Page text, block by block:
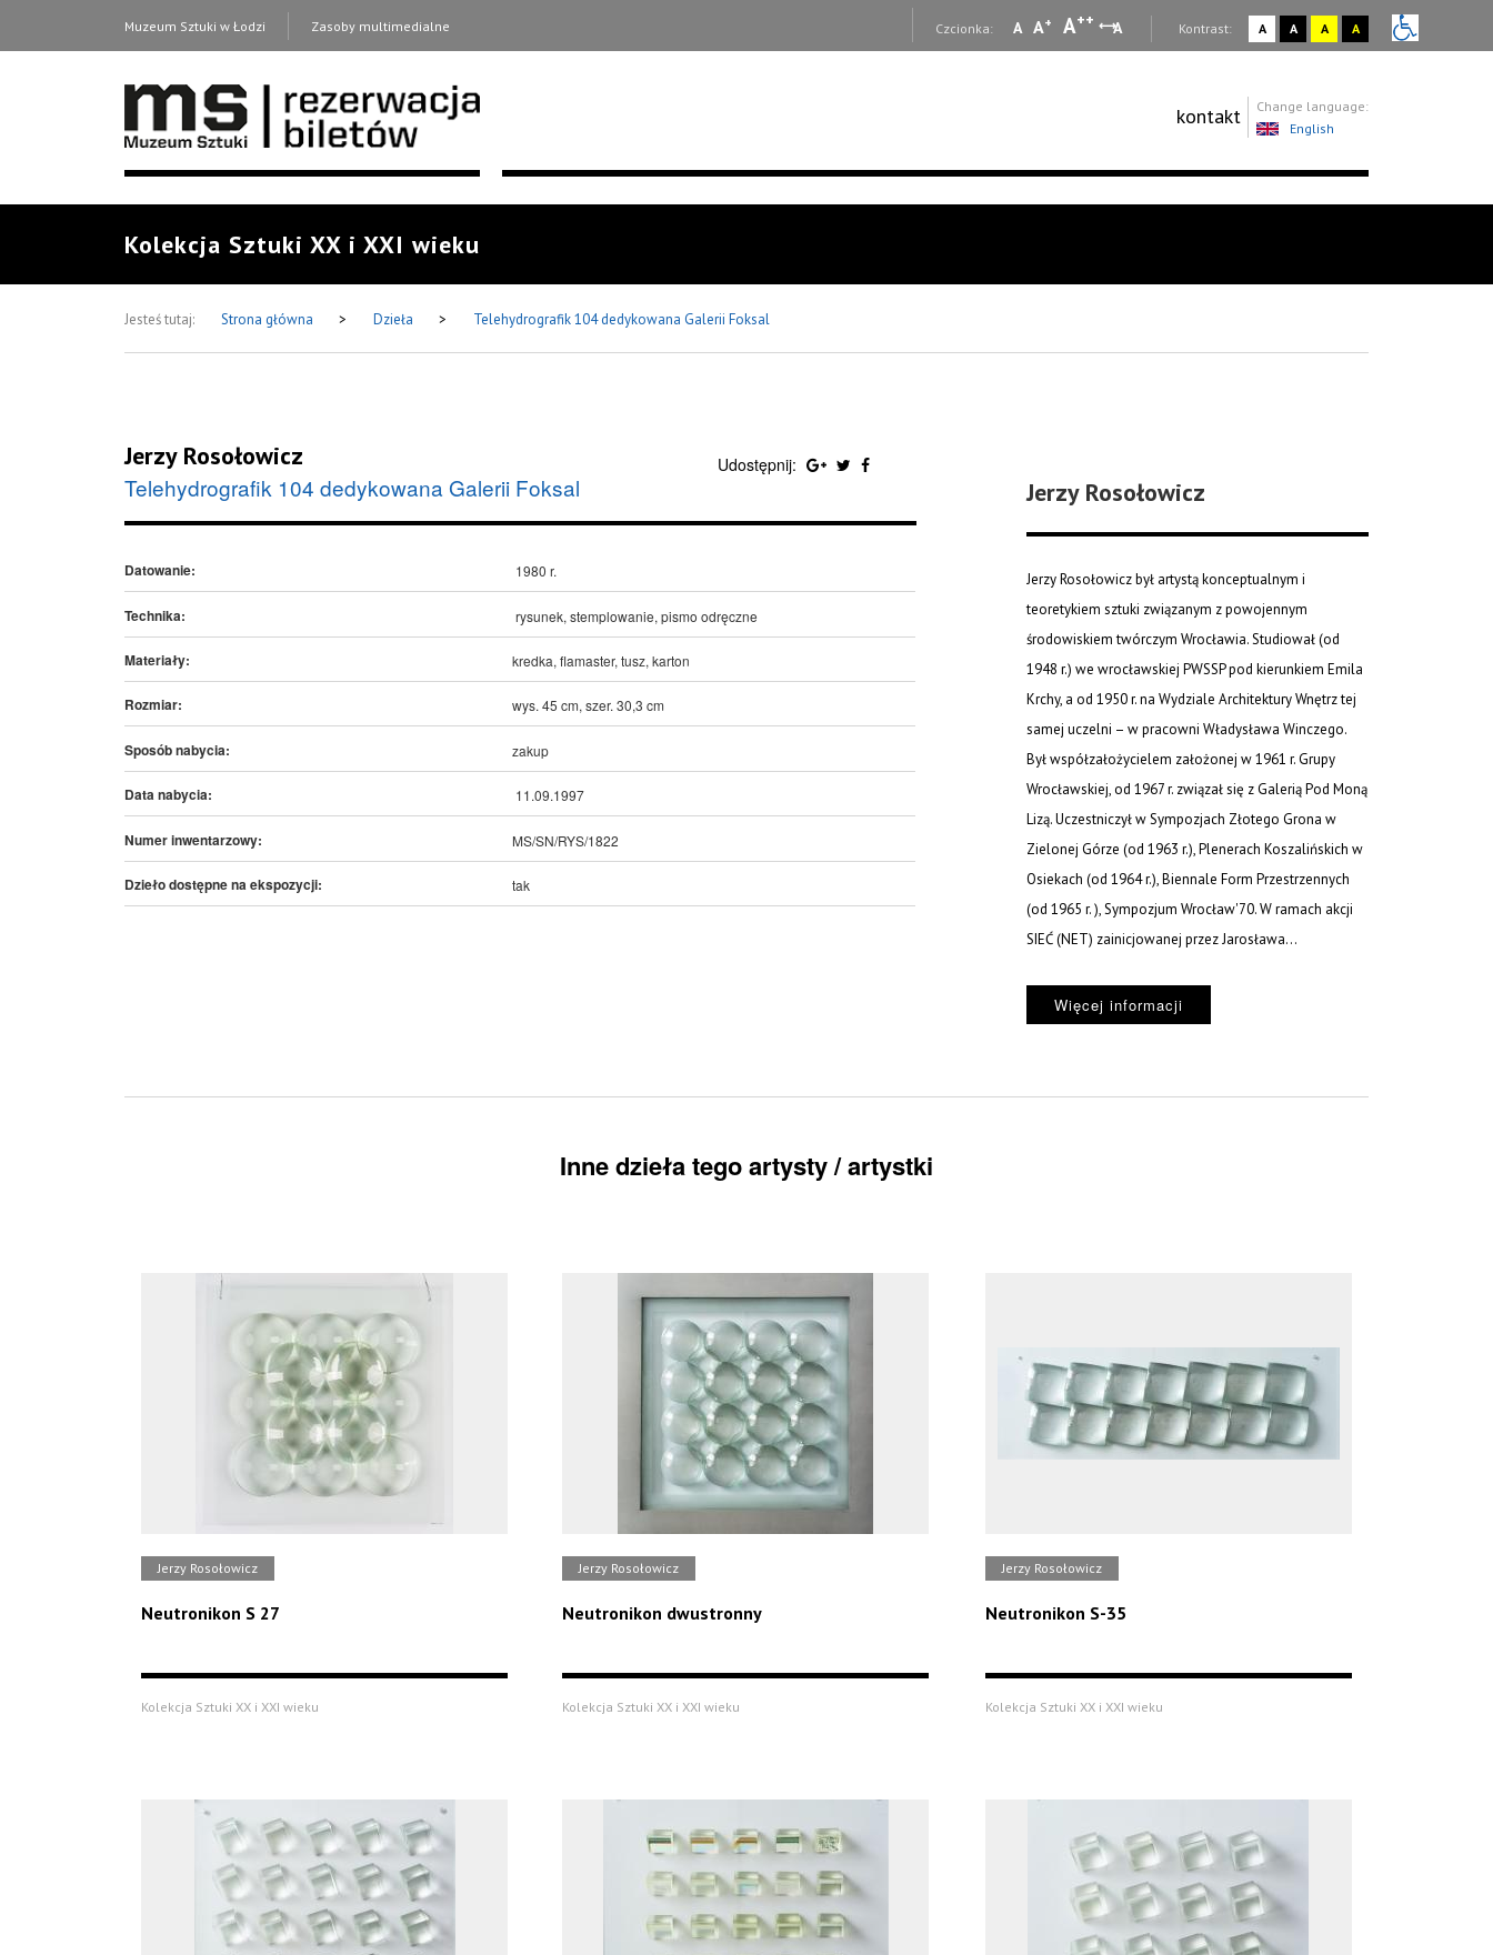
Muzeum Sztuki w Łodzi Zasoby multimedialne Czcionka: A A+ A++ A Kontrast: A A A A
kontakt
Change language:
English
Kolekcja Sztuki XX i XXI wieku
Jesteś tutaj: Strona główna > Dzieła > Telehydrografik 104 dedykowana Galerii Foksal
Jerzy Rosołowicz
Telehydrografik 104 dedykowana Galerii Foksal
Udostępnij:
Datowanie: 1980 r.
Technika: rysunek, stemplowanie, pismo odręczne
Materiały: kredka, flamaster, tusz, karton
Rozmiar: wys. 45 cm, szer. 30,3 cm
Sposób nabycia: zakup
Data nabycia: 11.09.1997
Numer inwentarzowy: MS/SN/RYS/1822
Dzieło dostępne na ekspozycji: tak
Jerzy Rosołowicz
Jerzy Rosołowicz był artystą konceptualnym i
teoretykiem sztuki związanym z powojennym
środowiskiem twórczym Wrocławia. Studiował (od
1948 r.) we wrocławskiej PWSSP pod kierunkiem Emila
Krchy, a od 1950 r. na Wydziale Architektury Wnętrz tej
samej uczelni – w pracowni Władysława Winczego.
Był współzałożycielem założonej w 1961 r. Grupy
Wrocławskiej, od 1967 r. związał się z Galerią Pod Moną
Lizą. Uczestniczył w Sympozjach Złotego Grona w
Zielonej Górze (od 1963 r.), Plenerach Koszalińskich w
Osiekach (od 1964 r.), Biennale Form Przestrzennych
(od 1965 r. ), Sympozjum Wrocław'70. W ramach akcji
SIEĆ (NET) zainicjowanej przez Jarosława...
Więcej informacji
Inne dzieła tego artysty / artystki
Jerzy Rosołowicz
Neutronikon S 27
Kolekcja Sztuki XX i XXI wieku
Jerzy Rosołowicz
Neutronikon dwustronny
Kolekcja Sztuki XX i XXI wieku
Jerzy Rosołowicz
Neutronikon S-35
Kolekcja Sztuki XX i XXI wieku